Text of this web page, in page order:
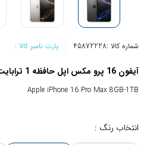
شماره کالا :45872228 پارت نامبر کالا :
آیفون 16 پرو مکس اپل حافظه 1 ترابایت | نات اکتیو و رجیستر شده
Apple iPhone 16 Pro Max 8GB-1TB
انتخاب رنگ :